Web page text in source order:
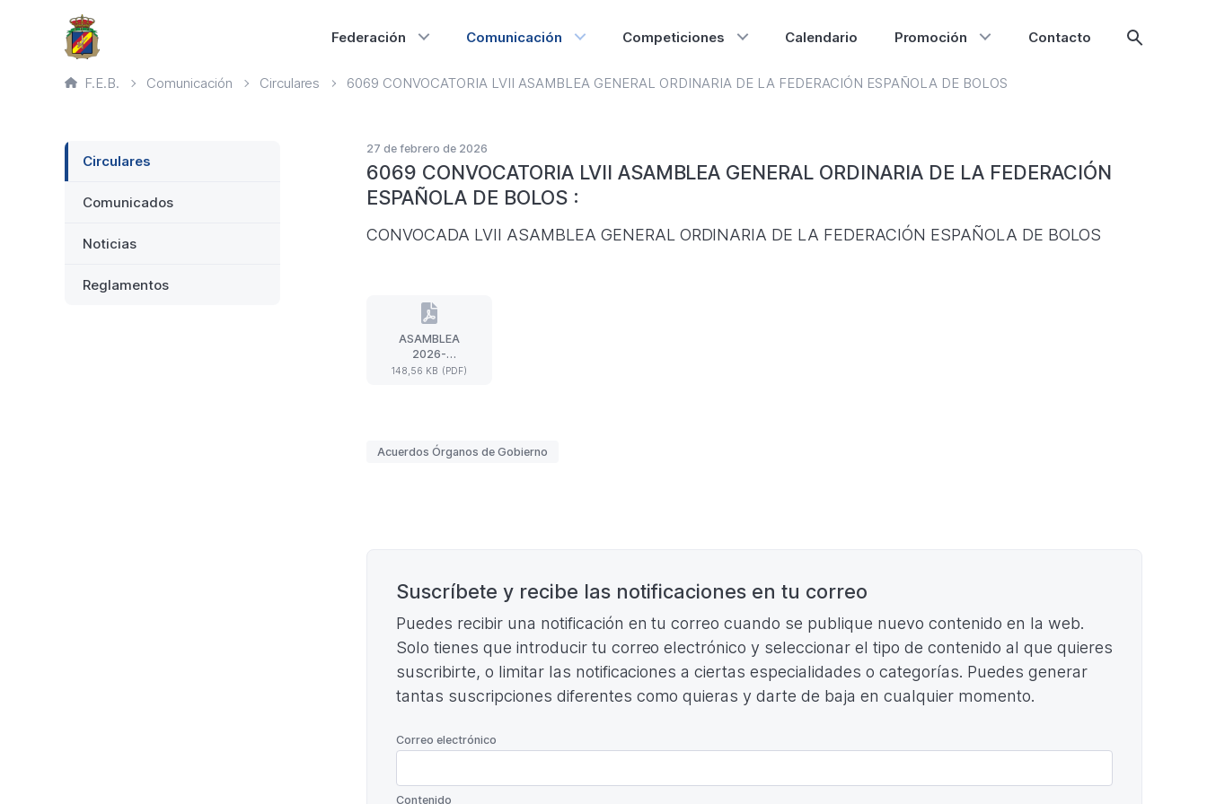
principal
Principal
Federación Comunicación Competiciones Calendario Promoción Contacto
Mostrar
Ruta
actual
F.E.B. Comunicación Circulares 6069 CONVOCATORIA LVII ASAMBLEA GENERAL ORDINARIA DE LA FEDERACIÓN ESPAÑOLA DE BOLOS
27 de febrero de 2026
6069 CONVOCATORIA LVII ASAMBLEA GENERAL ORDINARIA DE LA FEDERACIÓN
ESPAÑOLA DE BOLOS :
CONVOCADA LVII ASAMBLEA GENERAL ORDINARIA DE LA FEDERACIÓN ESPAÑOLA DE BOLOS
ASAMBLEA
2026-
CONVOCATORIA
148,56 KB (PDF)
ASAMBLEA
2026-
CONVOCATORIA
Etiquetas
Acuerdos Órganos de Gobierno
Suscríbete y recibe las notificaciones en tu correo
Puedes recibir una notificación en tu correo cuando se publique nuevo contenido en la web.
Solo tienes que introducir tu correo electrónico y seleccionar el tipo de contenido al que quieres
suscribirte, o limitar las notificaciones a ciertas especialidades o categorías. Puedes generar
tantas suscripciones diferentes como quieras y darte de baja en cualquier momento.
Correo electrónico
Contenido
Lateral
Circulares
Comunicados
Noticias
Reglamentos